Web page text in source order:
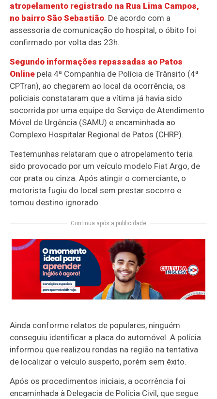
atropelamento registrado na Rua Lima Campos,
no bairro São Sebastião. De acordo com a
assessoria de comunicação do hospital, o óbito foi
confirmado por volta das 23h.
Segundo informações repassadas ao Patos
Online pela 4ª Companhia de Polícia de Trânsito (4ª
CPTran), ao chegarem ao local da ocorrência, os
policiais constataram que a vítima já havia sido
socorrida por uma equipe do Serviço de Atendimento
Móvel de Urgência (SAMU) e encaminhada ao
Complexo Hospitalar Regional de Patos (CHRP).
Testemunhas relataram que o atropelamento teria
sido provocado por um veículo modelo Fiat Argo, de
cor prata ou cinza. Após atingir o comerciante, o
motorista fugiu do local sem prestar socorro e
tomou destino ignorado.
Continua após a publicidade
Ainda conforme relatos de populares, ninguém
conseguiu identificar a placa do automóvel. A polícia
informou que realizou rondas na região na tentativa
de localizar o veículo suspeito, porém sem êxito.
Após os procedimentos iniciais, a ocorrência foi
encaminhada à Delegacia de Polícia Civil, que segue